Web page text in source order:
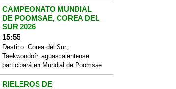
CAMPEONATO MUNDIAL
DE POOMSAE, COREA DEL
SUR 2026
15:55
Destino: Corea del Sur;
Taekwondoín aguascalentense
participará en Mundial de Poomsae
RIELEROS DE